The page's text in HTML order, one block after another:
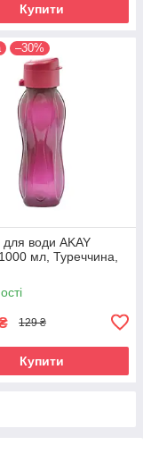
Купити
–30%
води AKAY
мл, Туреччина,
129 ₴
Купити